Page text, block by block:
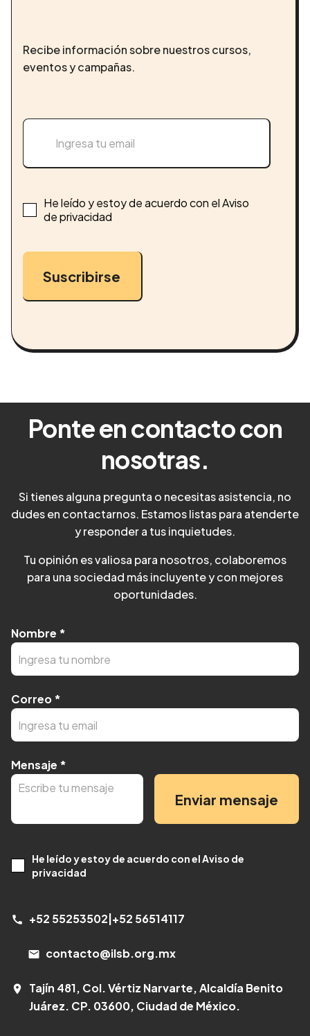
Recibe información sobre nuestros cursos,
eventos y campañas.
He leído y estoy de acuerdo con el Aviso
de privacidad
Suscribirse
Ponte en contacto con
nosotras.
Si tienes alguna pregunta o necesitas asistencia, no
dudes en contactarnos. Estamos listas para atenderte
y responder a tus inquietudes.
Tu opinión es valiosa para nosotros, colaboremos
para una sociedad más incluyente y con mejores
oportunidades.
Nombre *
Correo*
Mensaje *
Enviar mensaje
He leído y estoy de acuerdo con el Aviso de
privacidad
call +52 55253502 +52 56514117
email contacto@ilsb.org.mx
room
Tajín 481, Col. Vértiz Narvarte, Alcaldía Benito
Juárez. CP. 03600, Ciudad de México.